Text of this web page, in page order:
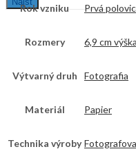
Rok vzniku Prvá
Rozmery 6,9 cm výška
Výtvarný druh Fotografia
Materiál Papier
Technika výroby